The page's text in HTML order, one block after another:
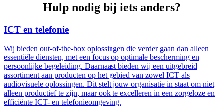
Hulp nodig bij iets anders?
ICT en telefonie
Wij bieden out-of-the-box oplossingen die verder gaan dan alleen
essentiële diensten, met een focus op optimale bescherming en
persoonlijke begeleiding. Daarnaast bieden wij een uitgebreid
assortiment aan producten op het gebied van zowel ICT als
audiovisuele oplossingen. Dit stelt jouw organisatie in staat om niet
alleen productief te zijn, maar ook te excelleren in een zorgeloze en
efficiënte ICT- en telefonieomgeving.